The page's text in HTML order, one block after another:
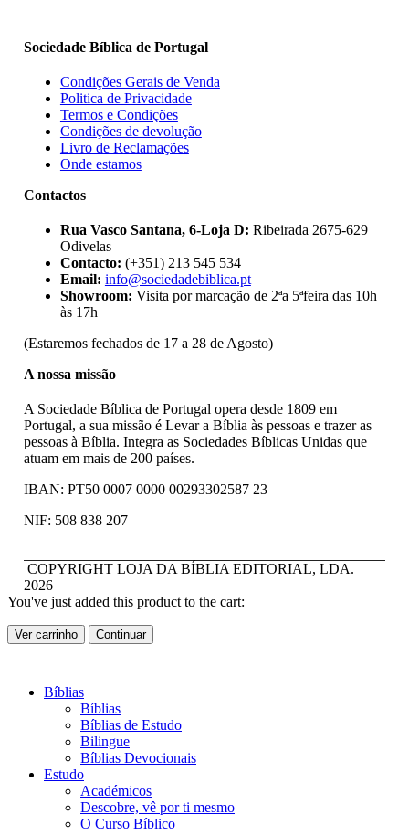
Sociedade Bíblica de Portugal
Condições Gerais de Venda
Politica de Privacidade
Termos e Condições
Condições de devolução
Livro de Reclamações
Onde estamos
Contactos
Rua Vasco Santana, 6-Loja D: Ribeirada 2675-629
Odivelas
Contacto: (+351) 213 545 534
Email: info@sociedadebiblica.pt
Showroom: Visita por marcação de 2ªa 5ªfeira das 10h
às 17h
(Estaremos fechados de 17 a 28 de Agosto)
A nossa missão
A Sociedade Bíblica de Portugal opera desde 1809 em
Portugal, a sua missão é Levar a Bíblia às pessoas e trazer as
pessoas à Bíblia. Integra as Sociedades Bíblicas Unidas que
atuam em mais de 200 países.
IBAN: PT50 0007 0000 00293302587 23
NIF: 508 838 207
COPYRIGHT LOJA DA BÍBLIA EDITORIAL, LDA.
2026
You've just added this product to the cart:
Ver carrinho Continuar
Bíblias
Bíblias
Bíblias de Estudo
Bilingue
Bíblias Devocionais
Estudo
Académicos
Descobre, vê por ti mesmo
O Curso Bíblico